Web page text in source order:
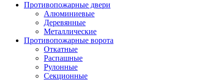
Противопожарные двери
Алюминиевые
Деревянные
Металлические
Противопожарные ворота
Откатные
Распашные
Рулонные
Секционные